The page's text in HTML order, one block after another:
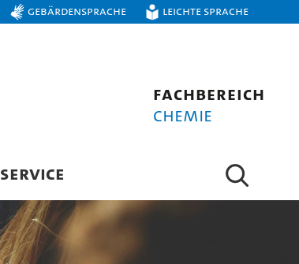
Gebärdensprache Leichte Sprache
Fachbereich
Chemie
SERVICE